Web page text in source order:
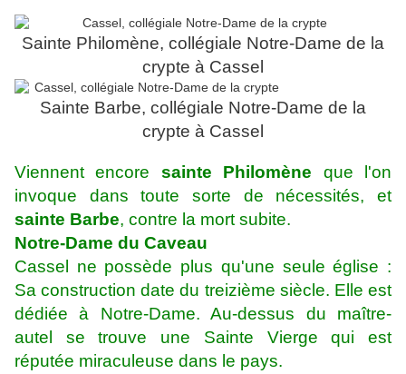
Sainte Philomène, collégiale Notre-Dame de la
crypte à Cassel
Sainte Barbe, collégiale Notre-Dame de la
crypte à Cassel
Viennent encore sainte Philomène que l'on
invoque dans toute sorte de nécessités, et
sainte Barbe, contre la mort subite.
Notre-Dame du Caveau
Cassel ne possède plus qu'une seule église :
Sa construction date du treizième siècle. Elle est
dédiée à Notre-Dame. Au-dessus du maître-
autel se trouve une Sainte Vierge qui est
réputée miraculeuse dans le pays.